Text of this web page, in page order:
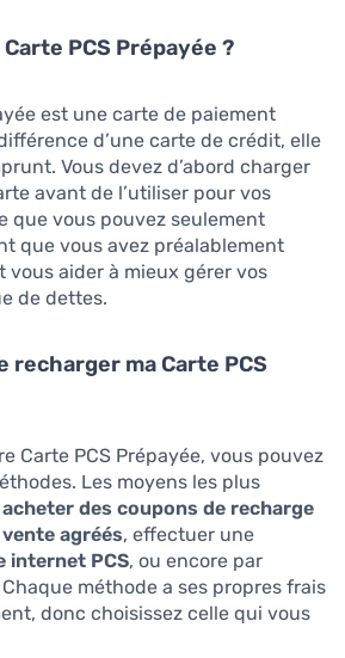
PCS Prépayée ?
est une carte de paiement
d’une carte de crédit, elle
Vous devez d’abord charger
avant de l’utiliser pour vos
que vous pouvez seulement
que vous avez préalablement
vous aider à mieux gérer vos
de dettes.
recharger ma Carte PCS
Carte PCS Prépayée, vous pouvez
Les moyens les plus
acheter des coupons de recharge
agréés, effectuer une
internet PCS, ou encore par
méthode a ses propres frais
donc choisissez celle qui vous